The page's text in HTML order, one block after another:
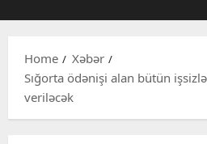
Home
Xəbər
Sığorta ödənişi alan bütün
veriləcək